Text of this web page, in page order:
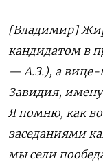
[Владимир]
кандидатом в
— А.З.), а вице-
Завидия,
Я помню, как
заседаниями
мы сели